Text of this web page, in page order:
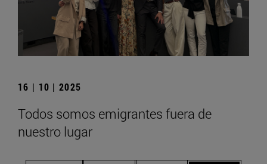
16 | 10 | 2025
Todos somos emigrantes fuera de
nuestro lugar